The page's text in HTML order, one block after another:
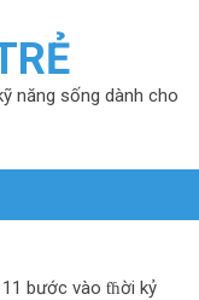
năng sống dành cho
bước vào ƭɦời kỷ